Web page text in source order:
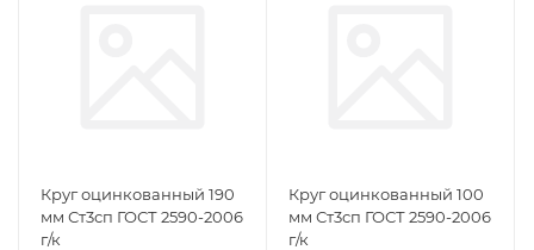
Круг оцинкованный 190
мм Ст3сп ГОСТ 2590-2006
г/к
Круг оцинкованный 100
мм Ст3сп ГОСТ 2590-2006
г/к